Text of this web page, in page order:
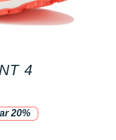
4
20%
marca